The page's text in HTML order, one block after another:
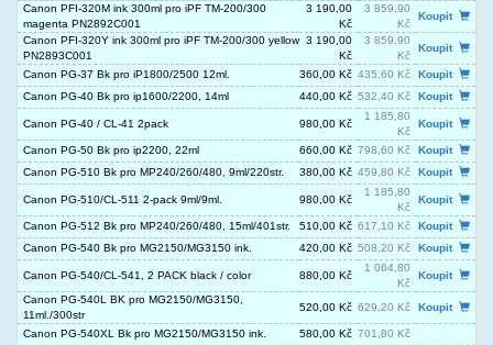
Canon PFI-320M ink 300ml pro iPF TM-200/300
magenta PN2892C001
3 190,00
Kč
3 859,90
Kč
Koupit
Canon PFI-320Y ink 300ml pro iPF TM-200/300 yellow
PN2893C001
3 190,00
Kč
3 859,90
Kč
Koupit
Canon PG-37 Bk pro iP1800/2500 12ml. 360,00 Kč 435,60 Kč
Koupit
Canon PG-40 Bk pro ip1600/2200, 14ml
440,00 Kč 532,40 Kč Koupit
Canon PG-40 / CL-41 2pack 980,00 Kč
1 185,80
Kč
Koupit
Canon PG-50 Bk pro ip2200, 22ml 660,00 Kč 798,60 Kč
Koupit
Canon PG-510 Bk pro MP240/260/480, 9ml/220str.
380,00 Kč 459,80 Kč Koupit
Canon PG-510/CL-511 2-pack 9ml/9ml. 980,00 Kč
1 185,80
Kč
Koupit
Canon PG-512 Bk pro MP240/260/480, 15ml/401str. 510,00 Kč 617,10 Kč
Koupit
Canon PG-540 Bk pro MG2150/MG3150 ink.
420,00 Kč 508,20 Kč Koupit
Canon PG-540/CL-541, 2 PACK black / color 880,00 Kč
1 064,80
Kč
Koupit
Canon PG-540L BK pro MG2150/MG3150,
11ml./300str
520,00 Kč 629,20 Kč Koupit
Canon PG-540XL Bk pro MG2150/MG3150 ink. 580,00 Kč 701,80 Kč